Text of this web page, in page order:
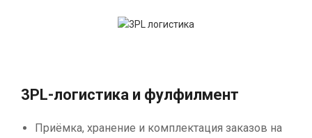
3PL-логистика и фулфилмент
Приёмка, хранение и комплектация заказов на